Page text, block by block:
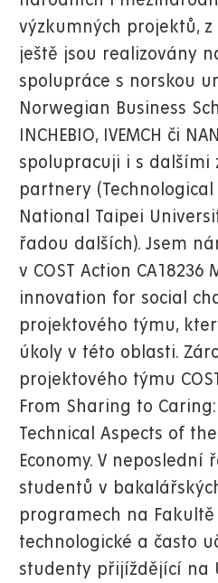
výzkumných projektů,
ještě jsou realizovány
spolupráce s norskou
Norwegian Business
INCHEBIO, IVEMCH či
spolupracuji i s dalšími
partnery
National Taipei
řadou dalších). Jsem
v COST Action
innovation for social
projektového týmu,
úkoly v této oblasti.
projektového týmu
From Sharing to
Technical Aspects of
Economy. V neposlední
studentů v
programech na Fakultě
technologické a často
studenty přijíždějící na